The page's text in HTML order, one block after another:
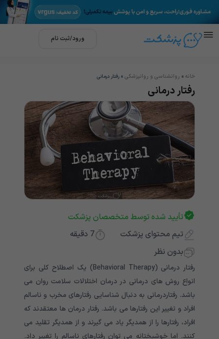
ورود/ثبت نام
خانه » روانشناسی و روانپزشکی » رفتار درمانی
رفتار درمانی
تأیید شده توسط متخصصان پزشکت
تیم محتوای پزشکت
7 دقیقه
بدون نظر
رفتار درمانی (Behavioral Therapy) یک اصطلاح کلی برای
انواع روش های درمانی در درمان اختلالات سلامت روان می
باشد. رفتاردرمانی به دنبال شناسایی رفتارهای مخرب و ناسالم
افراد و تغییر این رفتارها می باشد. رفتار درمان ها معتقدند که
افراد، رفتارها را از همدیگر یاد می گیرند و از همدیگر تقلید می
کنند. اما خوشبختانه می توان رفتارهای ناسالم را تغییر داد.